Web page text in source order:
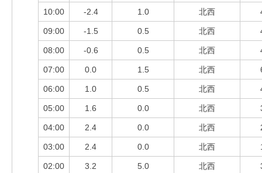
10:00 -2.4 1.0 北西
09:00 -1.5 0.5 北西
08:00 -0.6 0.5 北西
07:00 0.0 1.5 北西
06:00 1.0 0.5 北西
05:00 1.6 0.0 北西
04:00 2.4 0.0 北西
03:00 2.4 0.0 北西
02:00 3.2 5.0 北西